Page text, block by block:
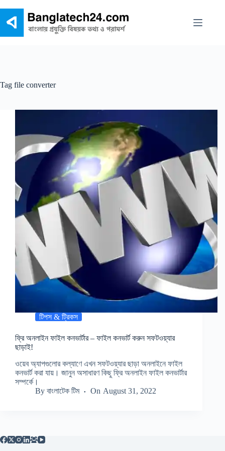
content
Tag file converter
টিপস & ট্রিকস
ফ্রি অনলাইন ফাইল কনভার্টার – ফাইল কনভার্ট করুন সফটওয়্যার
ছাড়াই!
ওয়েব অ্যাপগুলোর কল্যাণে এখন সফটওয়্যার ছাড়া অনলাইনে ফাইল
কনভার্ট করা যায়। জানুন অসাধারণ কিছু ফ্রি অনলাইন ফাইল কনভার্টার
সম্পর্কে।
By বাংলাটেক টিম On August 31, 2022